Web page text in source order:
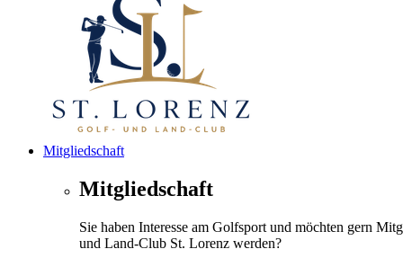
Mitgliedschaft
Mitgliedschaft
Sie haben Interesse am Golfsport und möchten gern
und Land-Club St. Lorenz werden?